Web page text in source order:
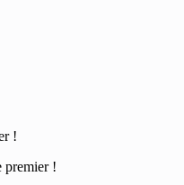
!
premier !